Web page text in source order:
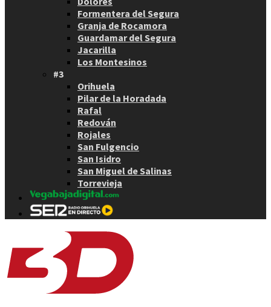
Formentera del Segura
Granja de Rocamora
Guardamar del Segura
Jacarilla
Los Montesinos
#3
Orihuela
Pilar de la Horadada
Rafal
Redován
Rojales
San Fulgencio
San Isidro
San Miguel de Salinas
Torrevieja